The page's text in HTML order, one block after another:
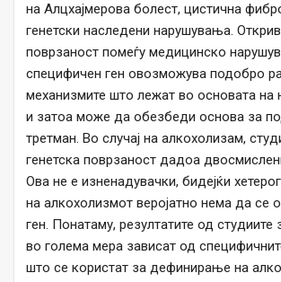
на Алцхајмерова болест, цистична
генетски наследени нарушувања.
поврзаност помеѓу медицинско
специфичен ген овозможува подобро
механизмите што лежат во основата на
и затоа може да обезбеди основа за
третман. Во случај на алкохолизам,
генетска поврзаност дадоа
Ова не е изненадувачки, бидејќи
на алкохолизмот веројатно нема да се
ген. Понатаму, резултатите од студиите
во голема мера зависат од
што се користат за дефинирање на